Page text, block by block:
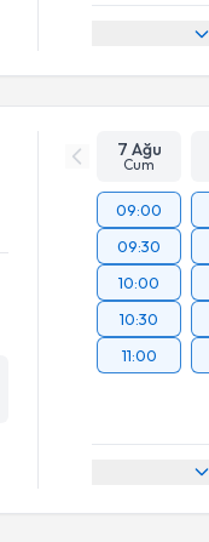
7 Ağu
Cum
09:00
09:30
10:00
10:30
11:00